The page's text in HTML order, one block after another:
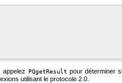
PQgetResult pour déterminer
utilisant le protocole 2.0.